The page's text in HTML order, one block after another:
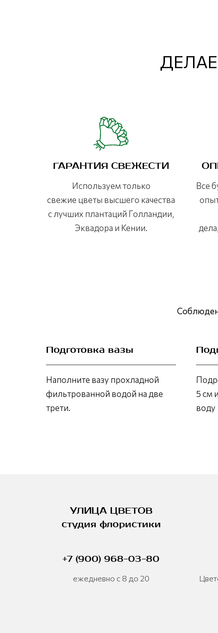
ГАРАНТИЯ СВЕЖЕСТИ
Используем только
свежие цветы высшего качества
с лучших плантаций Голландии,
Эквадора и Кении.
Все
Подготовка вазы
Наполните вазу прохладной
фильтрованной водой на две
трети.
5 см
воду
УЛИЦА ЦВЕТОВ
студия флористики
+7 (900) 968-03-80
ежедневно с 8 до 20